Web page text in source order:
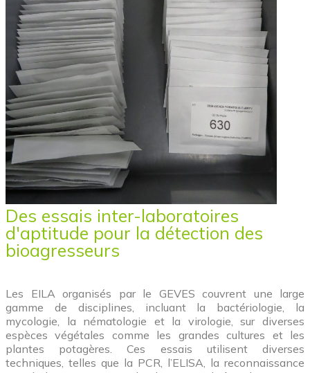
Des essais inter-laboratoires
d'aptitude pour la détection des
bioagresseurs
Les EILA organisés par le GEVES couvrent une large
gamme de disciplines, incluant la bactériologie, la
mycologie, la nématologie et la virologie, sur diverses
espèces végétales comme les grandes cultures et les
plantes potagères. Ces essais utilisent diverses
techniques, telles que la PCR, l’ELISA, la reconnaissance